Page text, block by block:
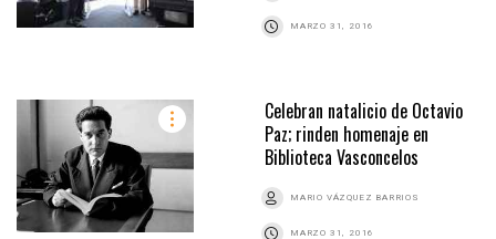
MARZO 31, 2016
Celebran natalicio de Octavio
Paz; rinden homenaje en
Biblioteca Vasconcelos
MARIO VÁZQUEZ BARRIOS
MARZO 31, 2016